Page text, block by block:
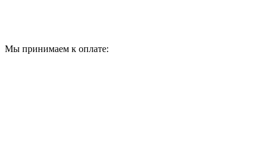
Мы принимаем к оплате: